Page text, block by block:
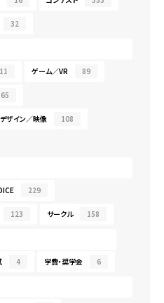
32
ゲーム／VR 89
65
デザイン／映像 108
229
123 サークル 158
4 学費・奨学金 6